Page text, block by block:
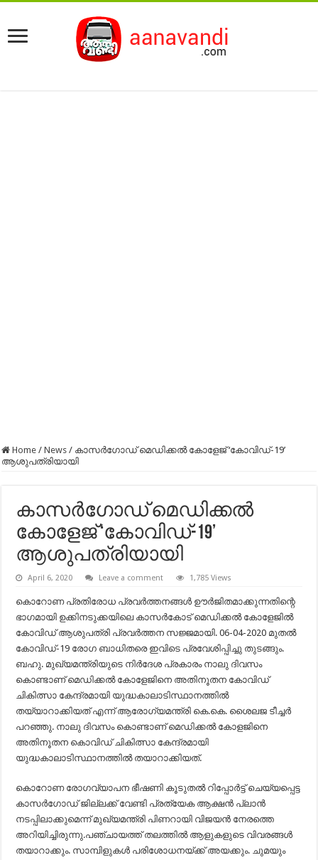
Home / News / കാസർഗോഡ് മെഡിക്കൽ കോളേജ് ‘കോവിഡ്-19’
ആശുപത്രിയായി
കാസർഗോഡ് മെഡിക്കൽ
കോളേജ് ‘കോവിഡ്-19’
ആശുപത്രിയായി
April 6, 2020 Leave a comment 1,785 Views
കൊറോണ പ്രതിരോധ പ്രവര്‍ത്തനങ്ങള്‍ ഊര്‍ജിതമാക്കുന്നതിന്റെ
ഭാഗമായി ഉക്കിനടുക്കയിലെ കാസര്‍കോട് മെഡിക്കല്‍ കോളേജില്‍
കോവിഡ് ആശുപത്രി പ്രവര്‍ത്തന സജ്ജമായി. 06-04-2020 മുതല്‍
കോവിഡ്-19 രോഗ ബാധിതരെ ഇവിടെ പ്രവേശിപ്പിച്ചു തുടങ്ങും.
ബഹു. മുഖ്യമന്ത്രിയുടെ നിര്‍ദേശ പ്രകാരം നാലു ദിവസം
കൊണ്ടാണ് മെഡിക്കല്‍ കോളേജിനെ അതിനൂതന കോവിഡ്
ചികിത്സാ കേന്ദ്രമായി യുദ്ധകാലാടിസ്ഥാനത്തില്‍
തയ്യാറാക്കിയത് എന്ന് ആരോഗ്യമന്ത്രി കെ.കെ. ശൈലജ ടീച്ചർ
പറഞ്ഞു. നാലു ദിവസം കൊണ്ടാണ് മെഡിക്കല്‍ കോളജിനെ
അതിനൂതന കൊവിഡ് ചികിത്സാ കേന്ദ്രമായി
യുദ്ധകാലാടിസ്ഥാനത്തില്‍ തയാറാക്കിയത്.
കൊറോണ രോഗവ്യാപന ഭീഷണി കൂടുതല്‍ റിപ്പോര്‍ട്ട് ചെയ്യപ്പെട്ട
കാസര്‍ഗോഡ് ജില്ലക്ക് വേണ്ടി പ്രത്യേക ആക്ഷന്‍ പ്ലാന്‍
നടപ്പിലാക്കുമെന്ന് മുഖ്യമന്ത്രി പിണറായി വിജയന്‍ നേരത്തെ
അറിയിച്ചിരുന്നു.പഞ്ചായത്ത് തലത്തില്‍ ആളുകളുടെ വിവരങ്ങള്‍
തയാറാക്കും. സാമ്പിളുകള്‍ പരിശോധനയ്ക്ക് അയക്കും. ചുമയും